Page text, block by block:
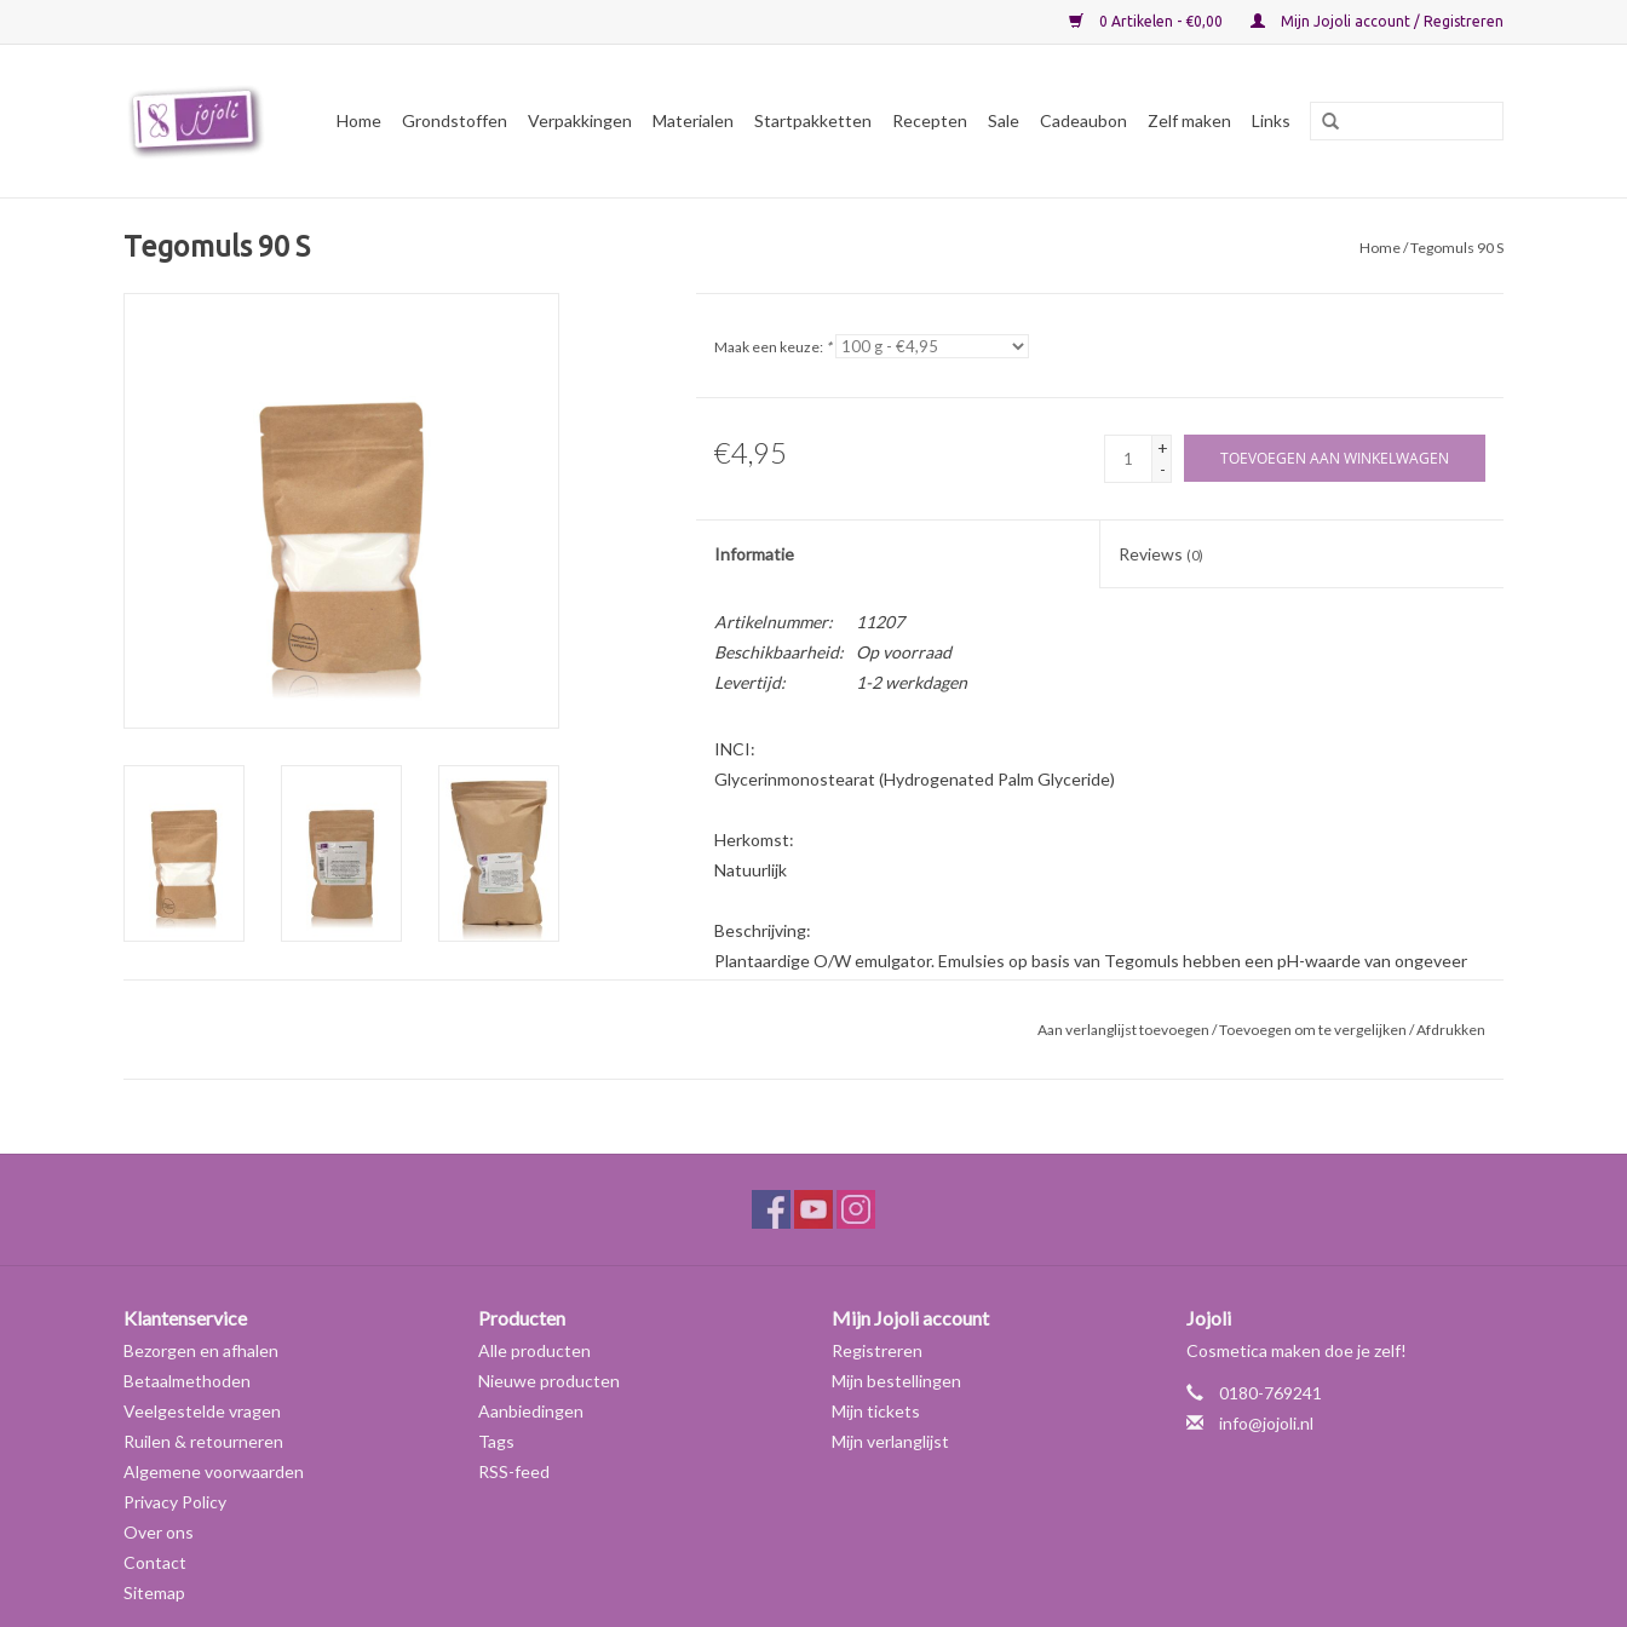
0 Artikelen - €0,00 Mijn Jojoli account / Registreren
Home Grondstoffen Verpakkingen Materialen Startpakketten Recepten Sale Cadeaubon Zelf maken Links
Tegomuls 90 S Home/ Tegomuls 90 S
Maak een keuze: *
€4,95
+
-
TOEVOEGEN AAN WINKELWAGEN
Informatie Reviews (0)
Artikelnummer:
11207
Beschikbaarheid:
Op voorraad
Levertijd:
1-2 werkdagen
INCI:
Glycerinmonostearat (Hydrogenated Palm Glyceride)
Herkomst:
Natuurlijk
Beschrijving:
Plantaardige O/W emulgator. Emulsies op basis van Tegomuls hebben een pH-waarde van ongeveer
ondersteunende emulgator als Emulsan is daarom aan te bevelen voor een pH-huidneutrale crème.
emulsies die snel moeten intrekken.
Aan verlanglijst toevoegen /Toevoegen om te vergelijken /Afdrukken
Klantenservice
Bezorgen en afhalen
Betaalmethoden
Veelgestelde vragen
Ruilen & retourneren
Algemene voorwaarden
Privacy Policy
Over ons
Contact
Sitemap
Producten
Alle producten
Nieuwe producten
Aanbiedingen
Tags
RSS-feed
Mijn Jojoli account
Registreren
Mijn bestellingen
Mijn tickets
Mijn verlanglijst
Jojoli
Cosmetica maken doe je zelf!
0180-769241
info@jojoli.nl